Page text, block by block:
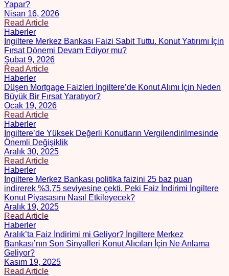
Yapar?
Nisan 16, 2026
Read Article
Haberler
İngiltere Merkez Bankası Faizi Sabit Tuttu. Konut Yatırımı İçin
Fırsat Dönemi Devam Ediyor mu?
Şubat 9, 2026
Read Article
Haberler
Düşen Mortgage Faizleri İngiltere’de Konut Alımı İçin Neden
Büyük Bir Fırsat Yaratıyor?
Ocak 19, 2026
Read Article
Haberler
İngiltere’de Yüksek Değerli Konutların Vergilendirilmesinde
Önemli Değişiklik
Aralık 30, 2025
Read Article
Haberler
İngiltere Merkez Bankası politika faizini 25 baz puan
indirerek %3,75 seviyesine çekti. Peki Faiz İndirimi İngiltere
Konut Piyasasını Nasıl Etkileyecek?
Aralık 19, 2025
Read Article
Haberler
Aralık’ta Faiz İndirimi mi Geliyor? İngiltere Merkez
Bankası’nın Son Sinyalleri Konut Alıcıları İçin Ne Anlama
Geliyor?
Kasım 19, 2025
Read Article